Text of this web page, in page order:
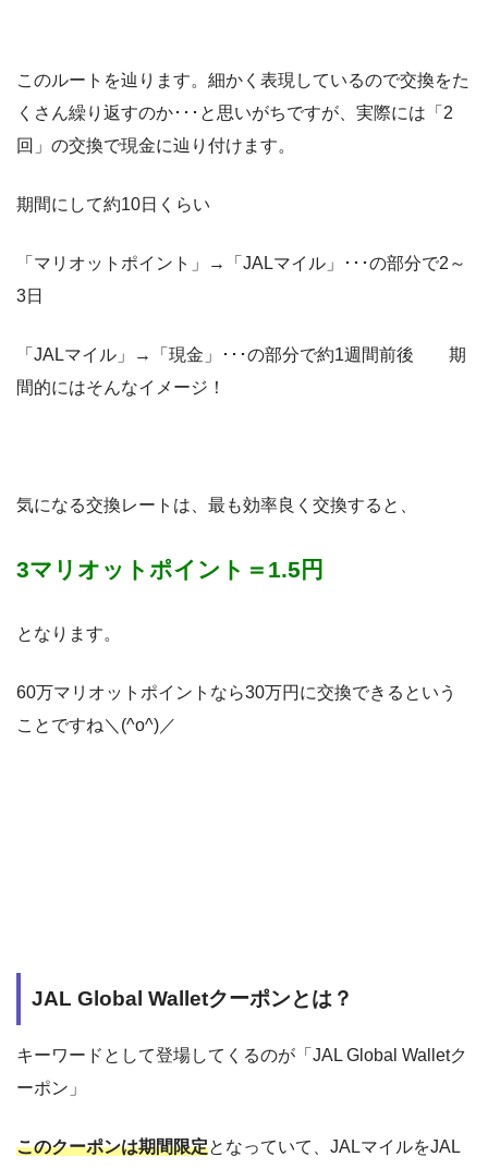
このルートを辿ります。細かく表現しているので交換をた
くさん繰り返すのか･･･と思いがちですが、実際には「2
回」の交換で現金に辿り付けます。
期間にして約10日くらい
「マリオットポイント」→「JALマイル」･･･の部分で2～
3日
「JALマイル」→「現金」･･･の部分で約1週間前後 期
間的にはそんなイメージ！
気になる交換レートは、最も効率良く交換すると、
3マリオットポイント＝1.5円
となります。
60万マリオットポイントなら30万円に交換できるという
ことですね＼(^o^)／
JAL Global Walletクーポンとは？
キーワードとして登場してくるのが「JAL Global Walletク
ーポン」
このクーポンは期間限定となっていて、JALマイルをJAL